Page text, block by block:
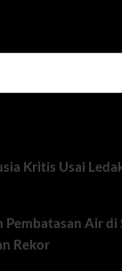
Kritis Usai
Air di
Rekor